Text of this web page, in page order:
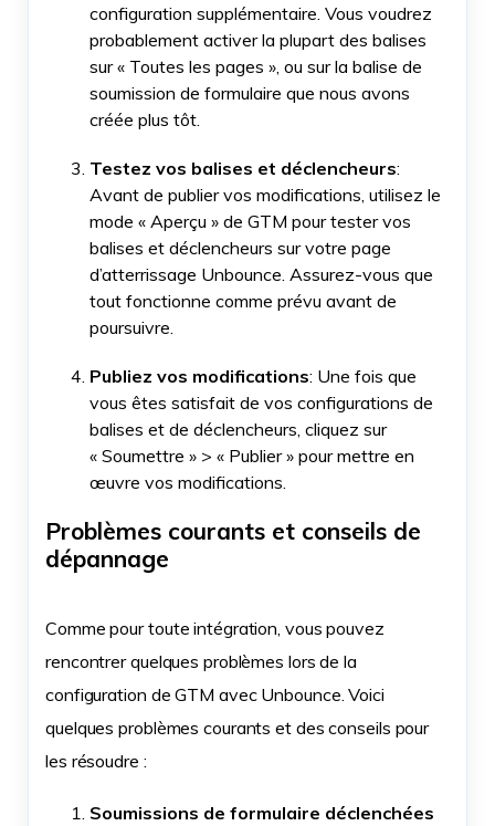
configuration supplémentaire. Vous voudrez
probablement activer la plupart des balises
sur « Toutes les pages », ou sur la balise de
soumission de formulaire que nous avons
créée plus tôt.
Testez vos balises et déclencheurs:
Avant de publier vos modifications, utilisez le
mode « Aperçu » de GTM pour tester vos
balises et déclencheurs sur votre page
d’atterrissage Unbounce. Assurez-vous que
tout fonctionne comme prévu avant de
poursuivre.
Publiez vos modifications: Une fois que
vous êtes satisfait de vos configurations de
balises et de déclencheurs, cliquez sur
« Soumettre » > « Publier » pour mettre en
œuvre vos modifications.
Problèmes courants et conseils de
dépannage
Comme pour toute intégration, vous pouvez
rencontrer quelques problèmes lors de la
configuration de GTM avec Unbounce. Voici
quelques problèmes courants et des conseils pour
les résoudre :
Soumissions de formulaire déclenchées